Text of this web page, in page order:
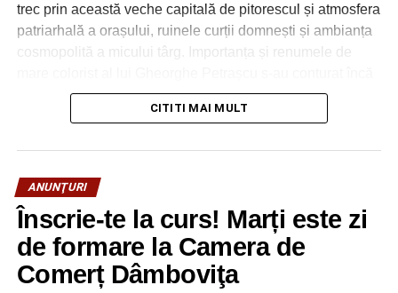
trec prin această veche capitală de pitorescul și atmosfera
patriarhală a orașului, ruinele curții domnești și ambianța
cosmopolită a micului târg. Importanța și renumele de
din timpul vieții, fiind cunoscut faptul că în perioada
târgovișteană, de altfel cea mai fertilă din punctul de
a pictorului. Talentul, consecvența, înalta măiestrie și
preocupare pentru cercetarea culorii vor duce neîntârziat
la recunoașterea meritelor artistice de către Academia
Română care, la 1 iunie 1936, îl alege membru, acesta
fiind primul pictor român academician. Astfel, prin numele
artistului pe care îl poartă, Bienala Națională de Artă
CITITI MAI MULT
ANUNŢURI
Înscrie-te la curs! Marți este zi
de formare la Camera de
Comerț Dâmboviţa